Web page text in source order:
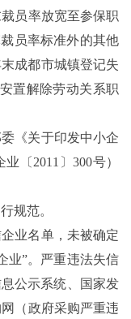
员率放宽至参保职
员率标准外的其他
成都市城镇登记失
置解除劳动关系职
《关于印发中小企
〔2011〕300号）
规范。
业名单，未被确定
业”。严重违法失信
公示系统、国家发
（政府采购严重违